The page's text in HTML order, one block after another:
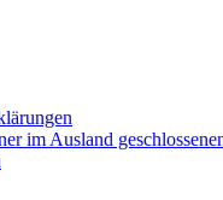
im Ausland